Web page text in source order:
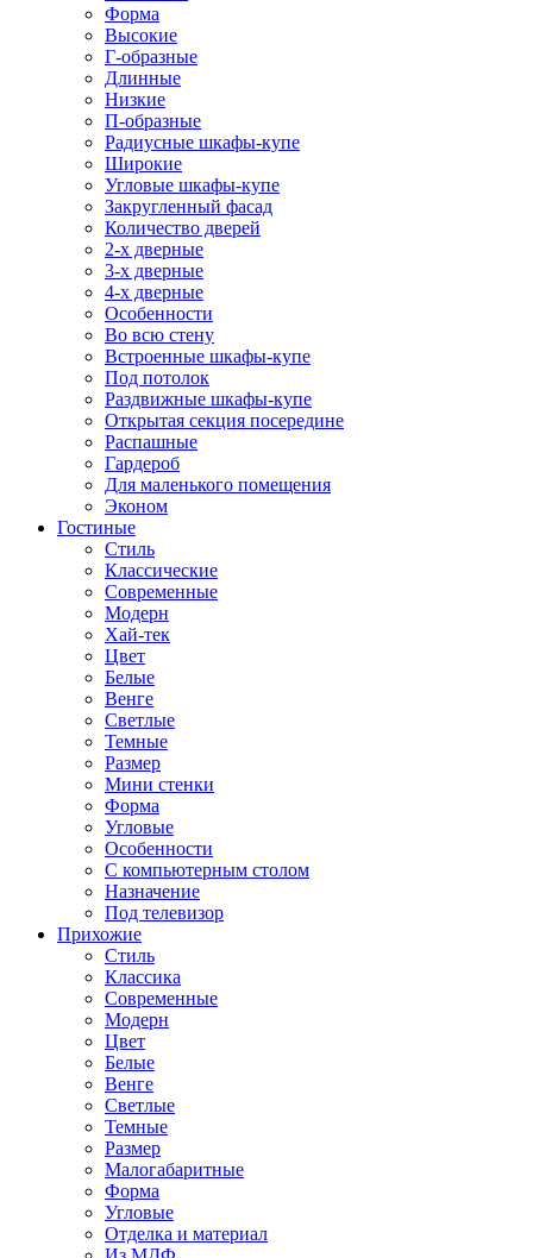
Форма
Высокие
Г-образные
Длинные
Низкие
П-образные
Радиусные шкафы-купе
Широкие
Угловые шкафы-купе
Закругленный фасад
Количество дверей
2-х дверные
3-х дверные
4-х дверные
Особенности
Во всю стену
Встроенные шкафы-купе
Под потолок
Раздвижные шкафы-купе
Открытая секция посередине
Распашные
Гардероб
Для маленького помещения
Эконом
Гостиные
Стиль
Классические
Современные
Модерн
Хай-тек
Цвет
Белые
Венге
Светлые
Темные
Размер
Мини стенки
Форма
Угловые
Особенности
С компьютерным столом
Назначение
Под телевизор
Прихожие
Стиль
Классика
Современные
Модерн
Цвет
Белые
Венге
Светлые
Темные
Размер
Малогабаритные
Форма
Угловые
Отделка и материал